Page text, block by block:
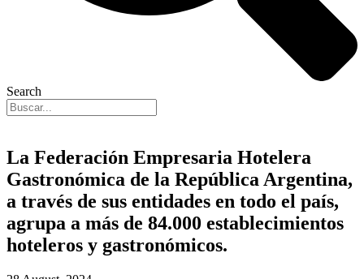
Search
La Federación Empresaria Hotelera
Gastronómica de la República Argentina,
a través de sus entidades en todo el país,
agrupa a más de 84.000 establecimientos
hoteleros y gastronómicos.